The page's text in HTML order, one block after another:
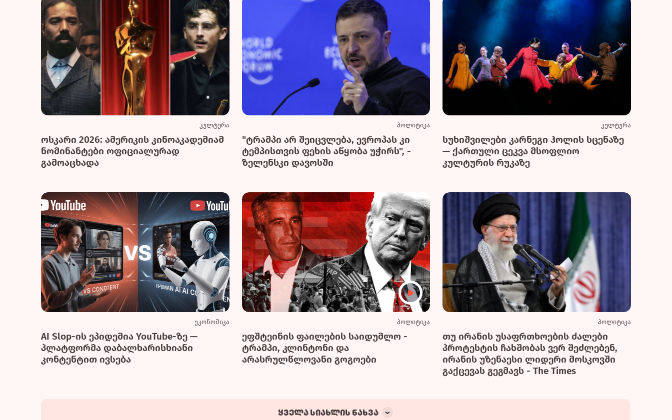
კულტურა
ოსკარი 2026: ამერიკის კინოაკადემიამ
ნომინანტები ოფიციალურად
გამოაცხადა
პოლიტიკა
"ტრამპი არ შეიცვლება, ევროპას კი
ტემპისთვის ფეხის აწყობა უჭირს", -
ზელენსკი დავოსში
კულტურა
სუხიშვილები კარნეგი ჰოლის სცენაზე
— ქართული ცეკვა მსოფლიო
კულტურის რუკაზე
ეკონომიკა
AI Slop-ის ეპიდემია YouTube-ზე —
პლატფორმა დაბალხარისხიანი
კონტენტით ივსება
პოლიტიკა
ეფშტეინის ფაილების საიდუმლო -
ტრამპი, კლინტონი და
არასრულწლოვანი გოგოები
პოლიტიკა
თუ ირანის უსაფრთხოების ძალები
პროტესტის ჩახშობას ვერ შეძლებენ,
ირანის უზენაესი ლიდერი მოსკოვში
გაქცევას გეგმავს - The Times
ყველა სიახლის ნახვა